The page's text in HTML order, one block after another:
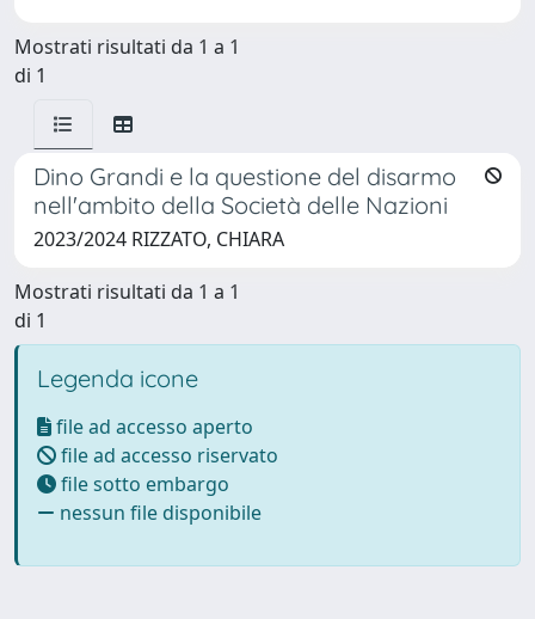
Mostrati risultati da 1 a 1
di 1
Dino Grandi e la questione del disarmo
nell'ambito della Società delle Nazioni
2023/2024 RIZZATO, CHIARA
Mostrati risultati da 1 a 1
di 1
Legenda icone
file ad accesso aperto
file ad accesso riservato
file sotto embargo
nessun file disponibile